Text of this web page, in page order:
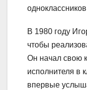
В 1980 году
чтобы
Он начал свою
исполнителя в
впервые